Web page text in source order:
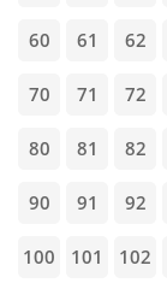
60 61 62
70 71 72
80 81 82
90 91 92
100 101 102